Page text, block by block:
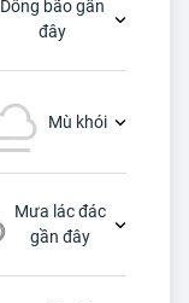
Dông bão gần
đây
Mù khói
Mưa lác đác
gần đây